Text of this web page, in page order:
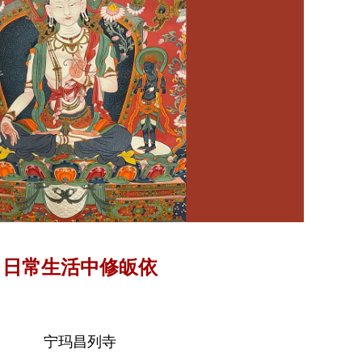
日常生活中修皈依
宁玛昌列寺